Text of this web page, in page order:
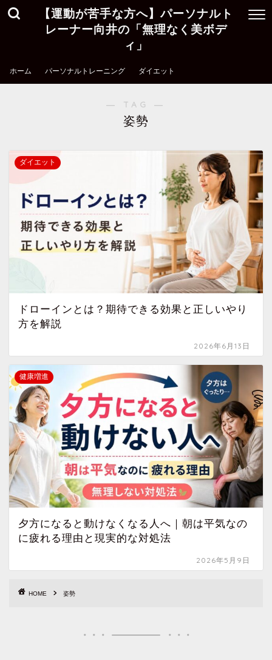
【運動が苦手な方へ】パーソナルト
レーナー向井の「無理なく美ボデ
ィ」
ホーム パーソナルトレーニング ダイエット
― TAG ―
姿勢
ダイエット
ドローインとは？期待できる効果と正しいやり
方を解説
2026年6月13日
健康増進
夕方になると動けなくなる人へ｜朝は平気なの
に疲れる理由と現実的な対処法
2026年5月9日
HOME 姿勢